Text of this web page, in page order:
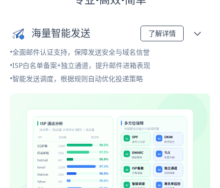
海量智能发送 了解详情
•全面邮件认证支持，保障发送安全与域名信誉
•ISP白名单备案+独立通道，提升邮件进箱表现
•智能发送调度，根据规则自动优化投递策略